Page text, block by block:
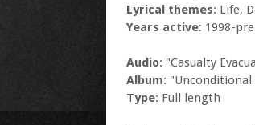
Lyrical themes: Life,
Years active: 1998-
Audio: "Casualty
Album:
Type: Full length